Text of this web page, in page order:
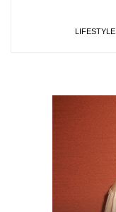
LIFESTYLE